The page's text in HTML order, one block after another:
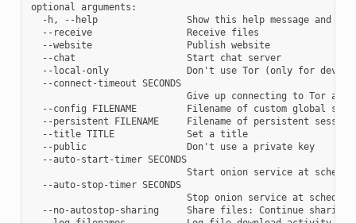
optional arguments:
-h, --help                Show this help message and
  --receive                 Receive files
  --website                 Publish website
  --chat                    Start chat server
--local-only              Don't use Tor (only for
  --connect-timeout SECONDS
Give up connecting to Tor
--config FILENAME         Filename of custom global
  --persistent FILENAME     Filename of persistent session
  --title TITLE             Set a title
  --public                  Don't use a private key
  --auto-start-timer SECONDS
Start onion service at
  --auto-stop-timer SECONDS
Stop onion service at
--no-autostop-sharing     Share files: Continue